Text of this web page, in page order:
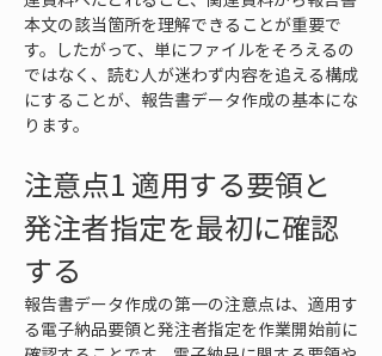
本文の該当箇所を理解できることが重要で
す。したがって、単にファイルをそろえるの
ではなく、読む人が迷わず内容を追える構成
にすることが、報告書データ作成の基本にな
ります。
注意点1 適用する要領と
発注者指定を最初に確認
する
報告書データ作成の第一の注意点は、適用す
る電子納品要領と発注者指定を作業開始前に